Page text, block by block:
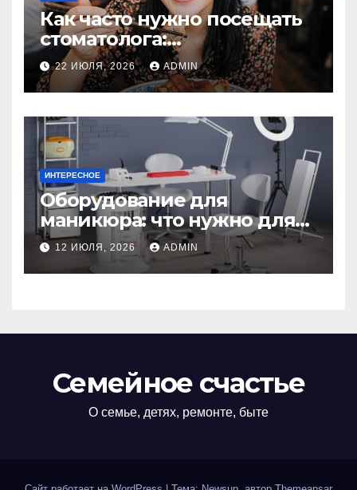
Как часто нужно посещать
стоматолога:
рекомендации для
здоровья зубов
22 ИЮЛЯ, 2026 ADMIN
ИНТЕРЕСНОЕ
Оборудование для
маникюра: что нужно для
идеального маникюра
12 ИЮЛЯ, 2026 ADMIN
Семейное счастье
О семье, детях, ремонте, быте